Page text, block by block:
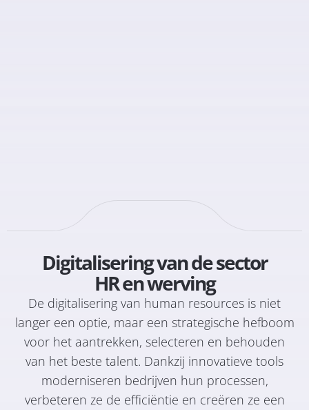
Digitalisering van de sector
HR en werving
De digitalisering van human resources is niet
langer een optie, maar een strategische hefboom
voor het aantrekken, selecteren en behouden
van het beste talent. Dankzij innovatieve tools
moderniseren bedrijven hun processen,
verbeteren ze de efficiëntie en creëren ze een